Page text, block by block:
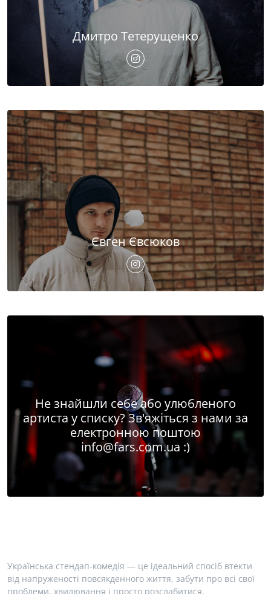
Дмитро Тетерущенко
Євген Євсюков
Не знайшли себе або улюбленого
артиста у списку? Зв'яжіться з нами за
електронною поштою
info@fars.com.ua :)
Українська стендап-комедія — це ідеальний спосіб втекти
від напруженості повсякденного життя, забути про всі свої
проблеми, хвилювання і просто розслабитися.